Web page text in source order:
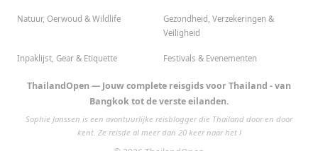
Natuur, Oerwoud & Wildlife
Gezondheid, Verzekeringen &
Veiligheid
Inpaklijst, Gear & Etiquette Festivals & Evenementen
ThailandOpen — Jouw complete reisgids voor Thailand - van
Bangkok tot de verste eilanden.
Sophie Janssen is een avontuurlijke reisblogger die Thailand door en door
kent. Ze reisde al meer dan 20 keer naar het l